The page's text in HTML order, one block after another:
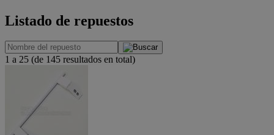
Listado de repuestos
1 a 25 (de 145 resultados en total)